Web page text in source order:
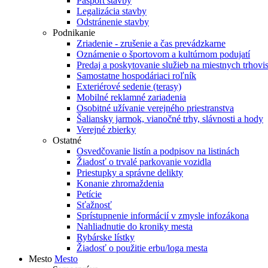
Legalizácia stavby
Odstránenie stavby
Podnikanie
Zriadenie - zrušenie a čas prevádzkarne
Oznámenie o športovom a kultúrnom podujatí
Predaj a poskytovanie služieb na miestnych
Samostatne hospodáriaci roľník
Exteriérové sedenie (terasy)
Mobilné reklamné zariadenia
Osobitné užívanie verejného priestranstva
Šaliansky jarmok, vianočné trhy, slávnosti a hody
Verejné zbierky
Ostatné
Osvedčovanie listín a podpisov na listinách
Žiadosť o trvalé parkovanie vozidla
Priestupky a správne delikty
Konanie zhromaždenia
Petície
Sťažnosť
Sprístupnenie informácií v zmysle infozákona
Nahliadnutie do kroniky mesta
Rybárske lístky
Žiadosť o použitie erbu/loga mesta
Mesto Mesto